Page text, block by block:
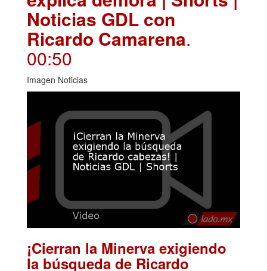
Noticias GDL con
Ricardo Camarena.
00:50
Imagen Noticias
¡Cierran la Minerva exigiendo
la búsqueda de Ricardo